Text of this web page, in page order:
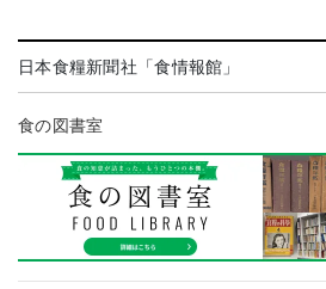
日本食糧新聞社「食情報館」
食の図書室